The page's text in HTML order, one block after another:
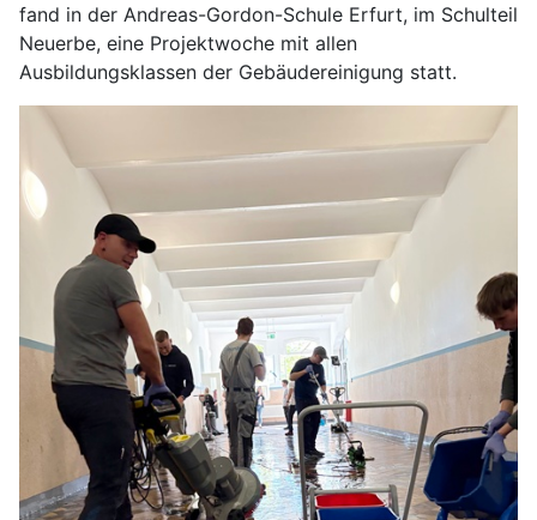
fand in der Andreas-Gordon-Schule Erfurt, im Schulteil
Neuerbe, eine Projektwoche mit allen
Ausbildungsklassen der Gebäudereinigung statt.